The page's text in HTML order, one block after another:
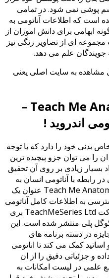
پوشی نمی شود. در تمامی
که اطلاعات آناتومی به
ابهامی برای دانش اموزان از
ای از تصاویر رنگی نیز
علم می دهد.
مشاهده به سایت اصلی یعنی
دانلود Teach Me Anatomy Pro 5.8 –
اندروید !
بدنی خود را دارد که با توجه
ان را می توان جزو پیچیده ترین
بسیار زیادی بر روی آن تحقیق
رابطه با آناتومی انسان به
ثبت رسانده اند. Teach Me Anatomy pro Unlocked عنوان یک
به اطلاعات کامل آناتومی
بدن انسان می باشد که توسط شرکت TeachMeSeries Ltd بری
پلی منتشر شده است. این
در دسته برنامه های
کمک می کند تا اناتومی
و جزئیاتی دقیق را از ان
از 250 مقاله جامع علمی در لیست امکانات به